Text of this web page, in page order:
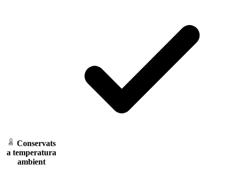
Conservats
a temperatura
ambient